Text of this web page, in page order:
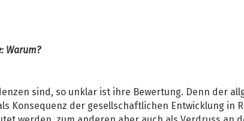
Warum?
sind, so unklar ist ihre Bewertung. Denn der
Konsequenz der gesellschaftlichen Entwicklung in